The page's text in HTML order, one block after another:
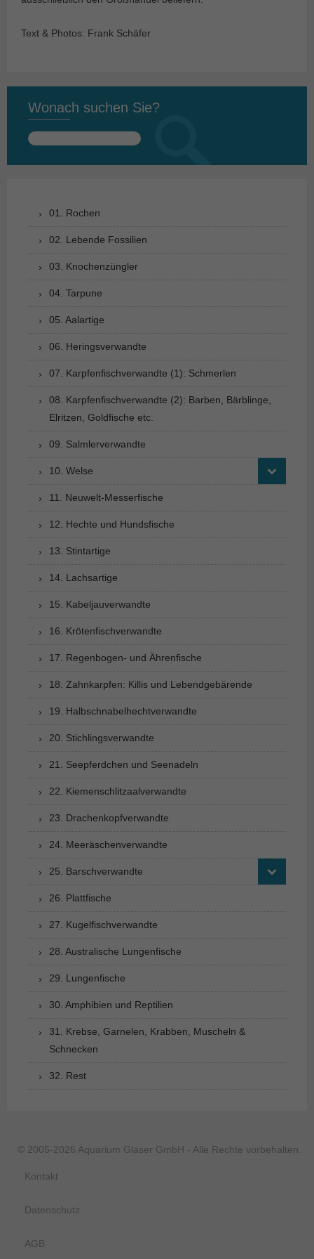
Text & Photos: Frank Schäfer
Wonach suchen Sie?
Suchen
01. Rochen
02. Lebende Fossilien
03. Knochenzüngler
04. Tarpune
05. Aalartige
06. Heringsverwandte
07. Karpfenfischverwandte (1): Schmerlen
08. Karpfenfischverwandte (2): Barben, Bärblinge,
Elritzen, Goldfische etc.
09. Salmlerverwandte
10. Welse
11. Neuwelt-Messerfische
12. Hechte und Hundsfische
13. Stintartige
14. Lachsartige
15. Kabeljauverwandte
16. Krötenfischverwandte
17. Regenbogen- und Ährenfische
18. Zahnkarpfen: Killis und Lebendgebärende
19. Halbschnabelhechtverwandte
20. Stichlingsverwandte
21. Seepferdchen und Seenadeln
22. Kiemenschlitzaalverwandte
23. Drachenkopfverwandte
24. Meeräschenverwandte
25. Barschverwandte
26. Plattfische
27. Kugelfischverwandte
28. Australische Lungenfische
29. Lungenfische
30. Amphibien und Reptilien
31. Krebse, Garnelen, Krabben, Muscheln &
Schnecken
32. Rest
© 2005-2026 Aquarium Glaser GmbH - Alle Rechte vorbehalten.
Kontakt
Datenschutz
AGB